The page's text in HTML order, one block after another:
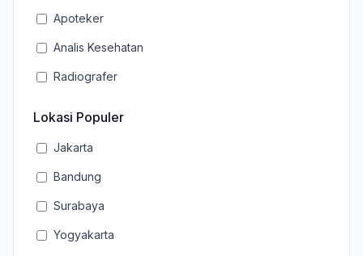
Apoteker
Analis Kesehatan
Radiografer
Lokasi Populer
Jakarta
Bandung
Surabaya
Yogyakarta